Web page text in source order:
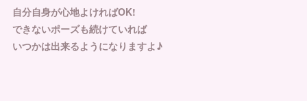
自分自身が心地よければOK!
できないポーズも続けていれば
いつかは出来るようになりますよ♪